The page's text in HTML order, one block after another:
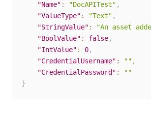
"Name" : "DocAPITest" ,
"ValueType" : "Text" ,
"StringValue" :
"An asset
"BoolValue" : false,
"IntValue" : 0,
"CredentialUsername" : "" ,
"CredentialPassword" :
""
}